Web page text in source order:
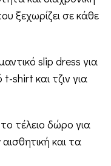
ξεχωρίζει σε κάθε
slip dress για
shirt και τζιν για
τέλειο δώρο για
και τα